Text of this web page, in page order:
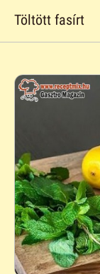
Töltött fasírt